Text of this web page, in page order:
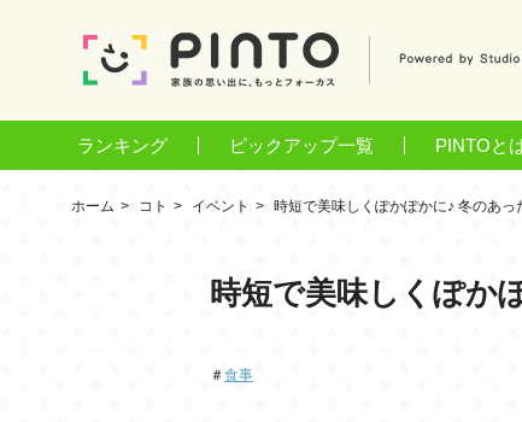
ランキング ピックアップ一覧 PINTOと
ホーム コト イベント 時短で美味しくぽかぽかに♪ 冬のあっ
時短で美味しくぽか
＃食事